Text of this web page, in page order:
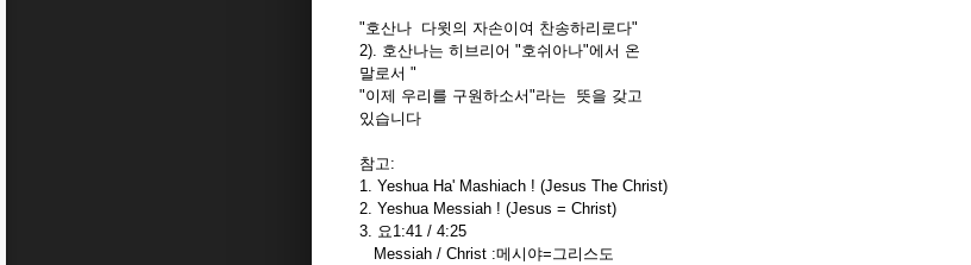
"호산나 다윗의 자손이여 찬송하리로다"
2). 호산나는 히브리어 "호쉬아나"에서 온
말로서 "
"이제 우리를 구원하소서"라는 뜻을 갖고
있습니다
참고:
1. Yeshua Ha' Mashiach ! (Jesus The Christ)
2. Yeshua Messiah ! (Jesus = Christ)
3. 요1:41 / 4:25
Messiah / Christ :메시야=그리스도